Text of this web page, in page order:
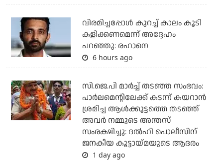
വിരമിച്ചപ്പോള്‍ കുറച്ച് കാലം കൂടി
കളിക്കണമെന്ന് അദ്ദേഹം
പറഞ്ഞു: രഹാനെ
6 hours ago
സി.ജെ.പി മാര്‍ച്ച് തടഞ്ഞ സംഭവം:
പാര്‍ലമെന്റിലേക്ക് കടന്ന് കയറാന്‍
ശ്രമിച്ച ആള്‍ക്കൂട്ടത്തെ തടഞ്ഞ്
അവര്‍ നമ്മുടെ അന്തസ്
സംരക്ഷിച്ചു: ദല്‍ഹി പൊലീസിന്
ജനകീയ കൂട്ടായ്മയുടെ ആദരം
1 day ago